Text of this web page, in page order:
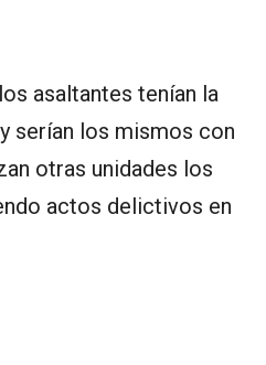
asaltantes tenían la
serían los mismos con
otras unidades los
actos delictivos en